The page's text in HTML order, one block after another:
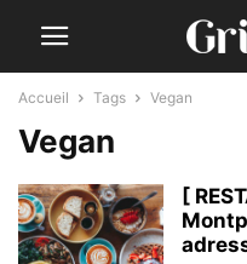
Accueil Tags Vegan
Vegan
[